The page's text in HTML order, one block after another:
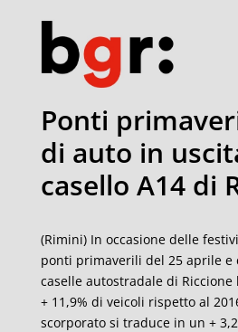
Ponti
di auto in
casello A14 di
(Rimini) In occasione delle
ponti primaverili del 25 aprile e
caselle autostradale di
+ 11,9% di veicoli rispetto al
scorporato si traduce in un +